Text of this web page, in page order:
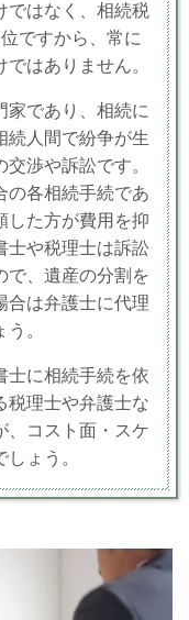
ではなく、相続税
ですから、常に
はありません。
家であり、相続に
続人間で紛争が生
渉や訴訟です。
の各相続手続であ
した方が費用を抑
士や税理士は訴訟
で、遺産の分割を
合は弁護士に代理
。
士に相続手続を依
税理士や弁護士な
、コスト面・スケ
ょう。